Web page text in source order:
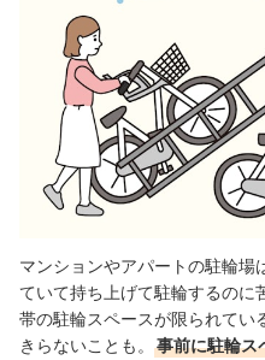
マンションやアパートの駐輪場
ていて持ち上げて駐輪するのに
帯の駐輪スペースが限られてい
きらないことも。
事前に駐輪ス